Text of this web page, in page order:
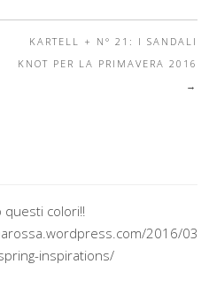
KARTELL + N° 21: I SANDALI
KNOT PER LA PRIMAVERA 2016
→
questi colori!!
2016/03/
inspirations/